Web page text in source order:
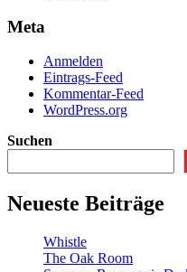
Meta
Anmelden
Eintrags-Feed
Kommentar-Feed
WordPress.org
Suchen
Neueste Beiträge
Whistle
The Oak Room